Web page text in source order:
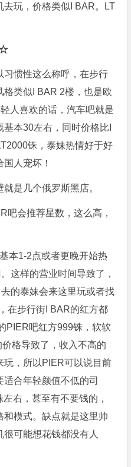
去玩，价格类似I BAR。LT
习惯性这么称呼，在步行
类似I BAR 2楼，也是欧
人喜欢的话，汽车吧就是
本30左右，同时价格比I
铢，泰妹热情好于好
人宠坏！
是几个俄罗斯黑店。
吧会推荐星数，这么高，
本1-2点或者更晚开始热
这样的营业时间导致了，
的泰妹会来这里玩或者找
在步行街I BAR的红方都
PIER吧红方999铢，软软
格导致了，收入不高的
玩，所以PIER可以说目前
合年轻颜值不低的司
右，甚至有不要钱的，
模式。缺点就是这里帅
可能想花钱都没有人